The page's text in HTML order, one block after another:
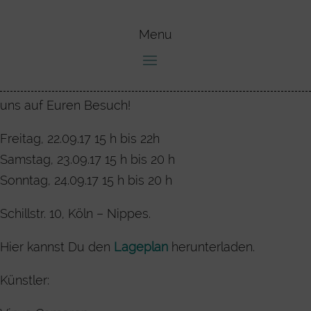
uns auf Euren Besuch!
Freitag, 22.09.17 15 h bis 22h
Samstag, 23.09.17 15 h bis 20 h
Sonntag, 24.09.17 15 h bis 20 h
Schillstr. 10, Köln – Nippes.
Hier kannst Du den Lageplan herunterladen.
Künstler: